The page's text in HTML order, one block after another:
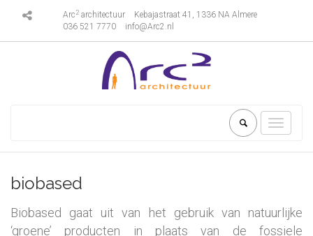
Arc 2architectuur
Kebajastraat 41, 1336 NA Almere
036 521 7770
info@Arc2.nl
Toggle
biobased
Biobased gaat uit van het gebruik van natuurlijke
‘groene’ producten in plaats van de fossiele